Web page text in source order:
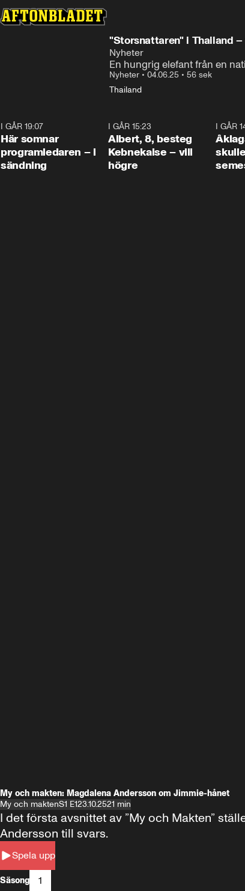
"Storsnattaren" i Thailand
Nyheter
En hungrig elefant från en
Nyheter • 04.06.25 • 56 sek
Thailand
I GÅR 19:07
Här somnar
programledaren – i
sändning
I GÅR 15:23
Albert, 8, besteg
Kebnekaise – vill
högre
I GÅR
My och makten: Magdalena Andersson om Jimmie-hånet
My och maktenS1 E123.10.2521 min
Spela upp
I det första avsnittet av ”My och Makten”
Andersson till svars.
Säsong 1